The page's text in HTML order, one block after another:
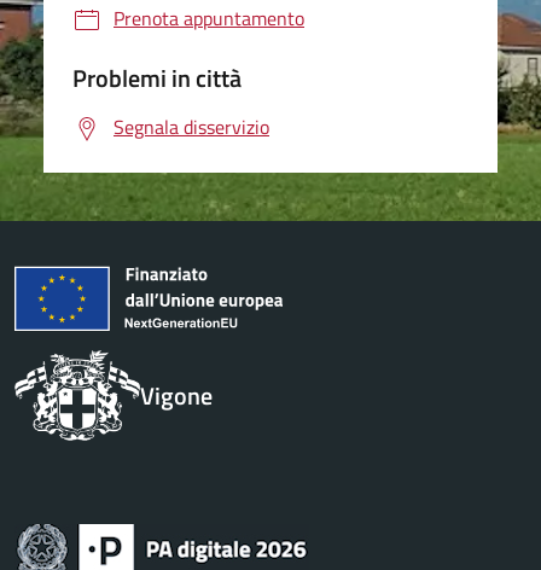
Prenota appuntamento
Problemi in città
Segnala disservizio
Vigone